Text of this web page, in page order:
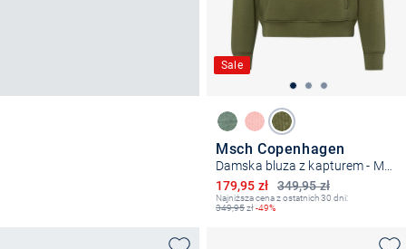
Sale
Msch Copenhagen
349,95 zł
Obniżona cena
179,95 zł
Najniższa cena z ostatnich 30 dni:
349,95zł-49%